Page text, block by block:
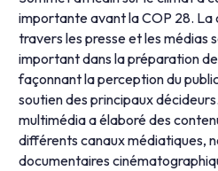
importante avant la COP 28. La
travers les presse et les médias
important dans la préparation
façonnant la perception du
soutien des principaux
multimédia a élaboré des
différents canaux médiatiques,
documentaires